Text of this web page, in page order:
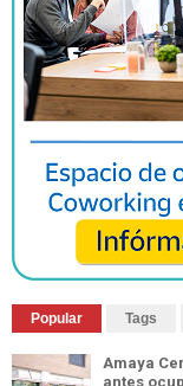
Popular Tags
Amaya
antes